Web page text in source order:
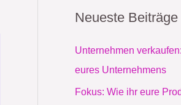
e
n
Neueste Beiträge
Unternehmen
eures Unternehmens
Fokus: Wie ihr eure